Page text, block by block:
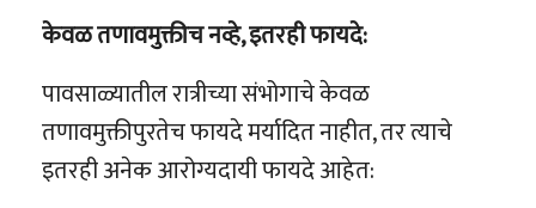
केवळ तणावमुक्तीच नव्हे, इतरही फायदे:
पावसाळ्यातील रात्रीच्या संभोगाचे केवळ
तणावमुक्तीपुरतेच फायदे मर्यादित नाहीत, तर त्याचे
इतरही अनेक आरोग्यदायी फायदे आहेत: